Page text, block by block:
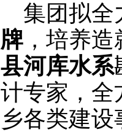
集团拟全
牌 ，培养
县河库水系
计专家，全
乡各类建